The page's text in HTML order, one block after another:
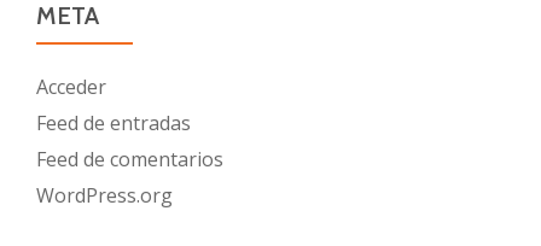
META
Acceder
Feed de entradas
Feed de comentarios
WordPress.org